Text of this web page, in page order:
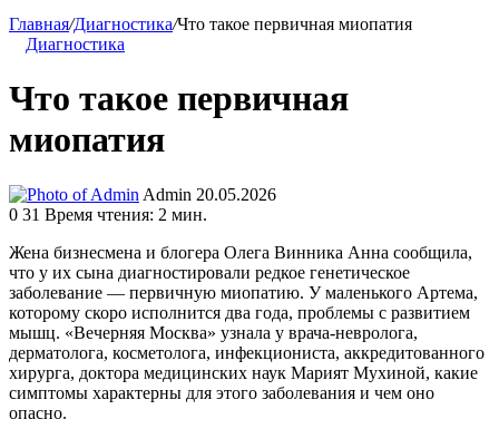
Главная/Диагностика/Что такое первичная миопатия
Диагностика
Что такое первичная
миопатия
Admin Send
an
20.05.2026
0 31 Время чтения: 2 мин.
Жена бизнесмена и блогера Олега Винника Анна сообщила,
что у их сына диагностировали редкое генетическое
заболевание — первичную миопатию. У маленького Артема,
которому скоро исполнится два года, проблемы с развитием
мышц. «Вечерняя Москва» узнала у врача-невролога,
дерматолога, косметолога, инфекциониста, аккредитованного
хирурга, доктора медицинских наук Марият Мухиной, какие
симптомы характерны для этого заболевания и чем оно
опасно.